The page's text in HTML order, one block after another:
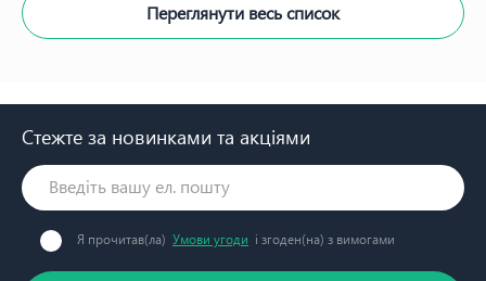
Переглянути весь список
Стежте за новинками та акціями
Я прочитав(ла) Умови угоди і згоден(на) з вимогами